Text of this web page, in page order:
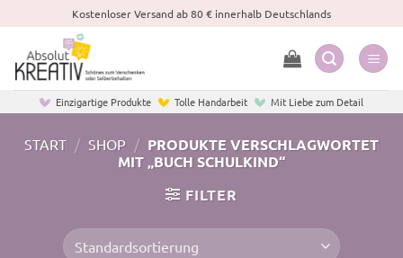
Inhalt
springen
Kostenloser Versand ab 80 € innerhalb Deutschlands
Einzigartige Produkte Tolle Handarbeit Mit Liebe zum Detail
START / SHOP / PRODUKTE VERSCHLAGWORTET
MIT „BUCH SCHULKIND“
FILTER